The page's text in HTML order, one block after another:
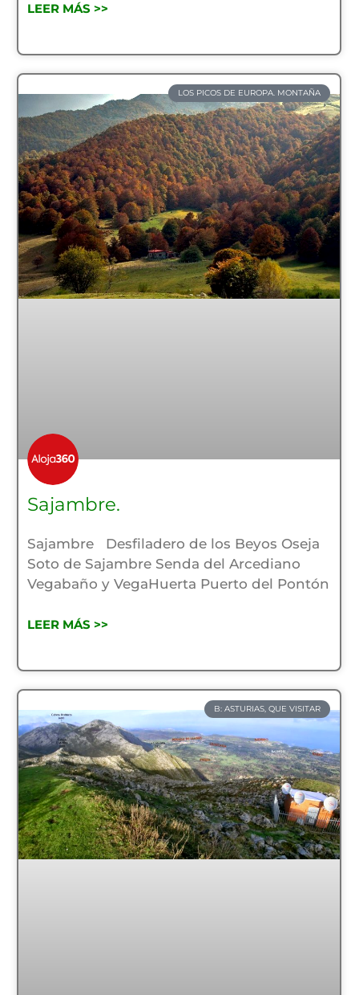
LEER MÁS >>
LOS PICOS DE EUROPA. MONTAÑA
Sajambre.
Sajambre Desfiladero de los Beyos Oseja
Soto de Sajambre Senda del Arcediano
Vegabaño y VegaHuerta Puerto del Pontón
LEER MÁS >>
B: ASTURIAS, QUE VISITAR